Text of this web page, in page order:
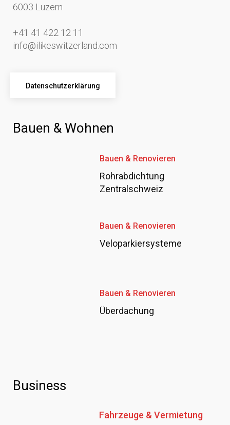
6003 Luzern
+41 41 422 12 11
info@ilikeswitzerland.com
Datenschutzerklärung
Bauen & Wohnen
Bauen & Renovieren
Rohrabdichtung
Zentralschweiz
Bauen & Renovieren
Veloparkiersysteme
Bauen & Renovieren
Überdachung
Business
Fahrzeuge & Vermietung